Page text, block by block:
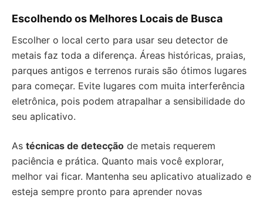
Escolhendo os Melhores Locais de Busca
Escolher o local certo para usar seu detector de
metais faz toda a diferença. Áreas históricas, praias,
parques antigos e terrenos rurais são ótimos lugares
para começar. Evite lugares com muita interferência
eletrônica, pois podem atrapalhar a sensibilidade do
seu aplicativo.
As técnicas de detecção de metais requerem
paciência e prática. Quanto mais você explorar,
melhor vai ficar. Mantenha seu aplicativo atualizado e
esteja sempre pronto para aprender novas